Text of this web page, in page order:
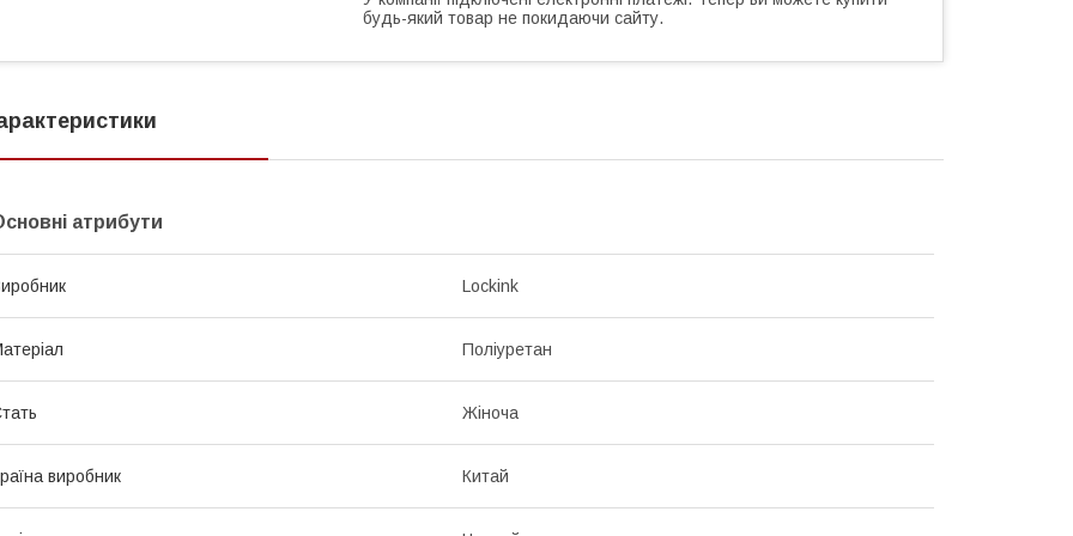
будь-який товар не покидаючи сайту.
атрибути
Lockink
Поліуретан
Жіноча
виробник Китай